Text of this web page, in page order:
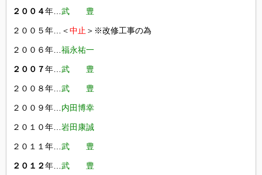
２００４年… 武 豊
２００５年…＜中止 ＞※改修工事の為
２００６年… 福永祐一
２００７年… 武 豊
２００８年… 武 豊
２００９年… 内田博幸
２０１０年… 岩田康誠
２０１１年… 武 豊
２０１２年… 武 豊